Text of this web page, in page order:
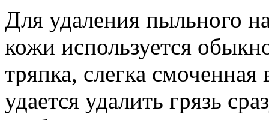
Для удаления пыльного
кожи используется
тряпка, слегка
удается удалить грязь